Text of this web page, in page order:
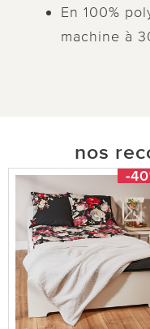
En 100%
machine à
nos
-